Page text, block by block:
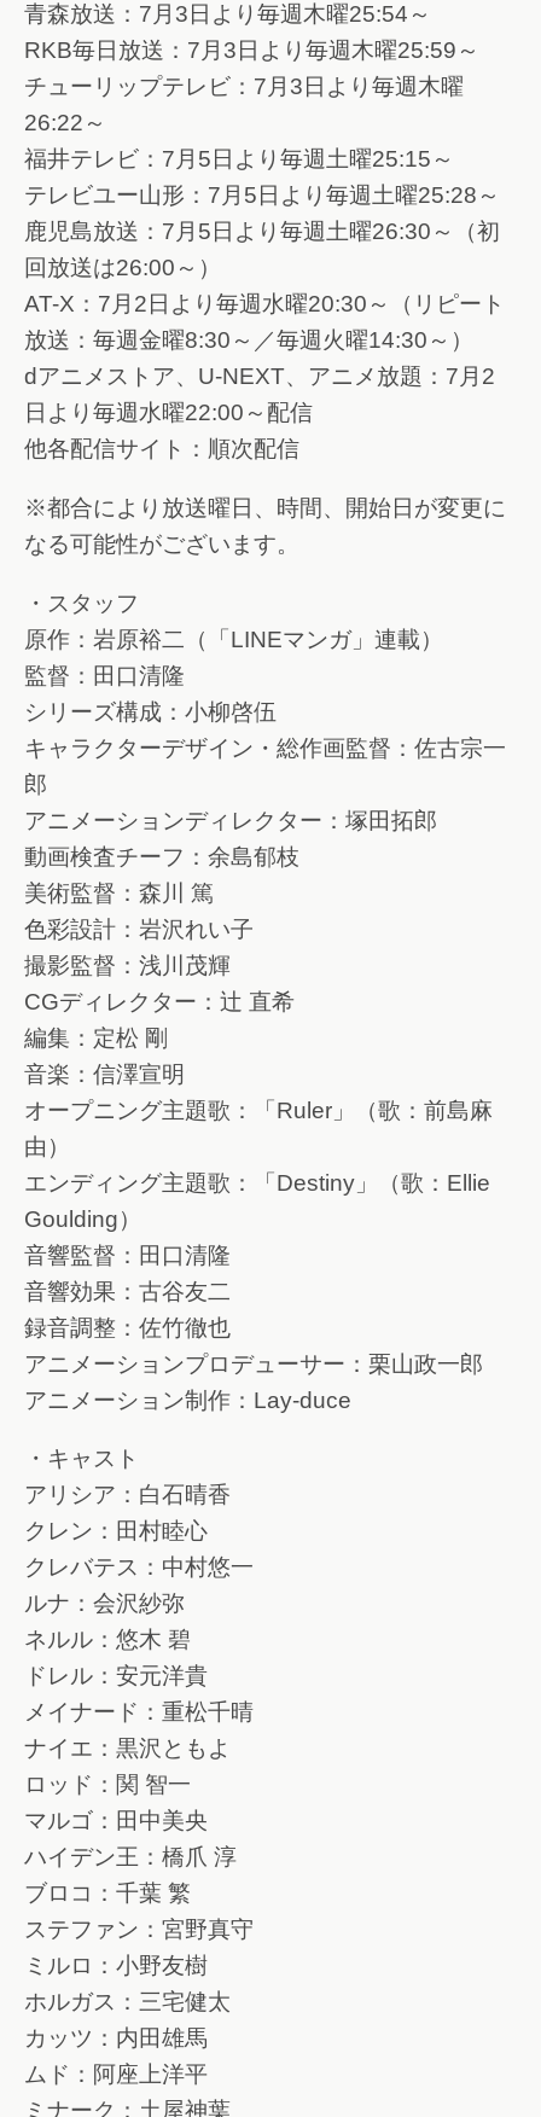
青森放送：7月3日より毎週木曜25:54～
RKB毎日放送：7月3日より毎週木曜25:59～
チューリップテレビ：7月3日より毎週木曜
26:22～
福井テレビ：7月5日より毎週土曜25:15～
テレビユー山形：7月5日より毎週土曜25:28～
鹿児島放送：7月5日より毎週土曜26:30～（初
回放送は26:00～）
AT-X：7月2日より毎週水曜20:30～（リピート
放送：毎週金曜8:30～／毎週火曜14:30～）
dアニメストア、U-NEXT、アニメ放題：7月2
日より毎週水曜22:00～配信
他各配信サイト：順次配信
※都合により放送曜日、時間、開始日が変更に
なる可能性がございます。
・スタッフ
原作：岩原裕二（「LINEマンガ」連載）
監督：田口清隆
シリーズ構成：小柳啓伍
キャラクターデザイン・総作画監督：佐古宗一
郎
アニメーションディレクター：塚田拓郎
動画検査チーフ：余島郁枝
美術監督：森川 篤
色彩設計：岩沢れい子
撮影監督：浅川茂輝
CGディレクター：辻 直希
編集：定松 剛
音楽：信澤宣明
オープニング主題歌：「Ruler」（歌：前島麻
由）
エンディング主題歌：「Destiny」（歌：Ellie
Goulding）
音響監督：田口清隆
音響効果：古谷友二
録音調整：佐竹徹也
アニメーションプロデューサー：栗山政一郎
アニメーション制作：Lay-duce
・キャスト
アリシア：白石晴香
クレン：田村睦心
クレバテス：中村悠一
ルナ：会沢紗弥
ネルル：悠木 碧
ドレル：安元洋貴
メイナード：重松千晴
ナイエ：黒沢ともよ
ロッド：関 智一
マルゴ：田中美央
ハイデン王：橋爪 淳
ブロコ：千葉 繁
ステファン：宮野真守
ミルロ：小野友樹
ホルガス：三宅健太
カッツ：内田雄馬
ムド：阿座上洋平
ミナーク：土屋神葉